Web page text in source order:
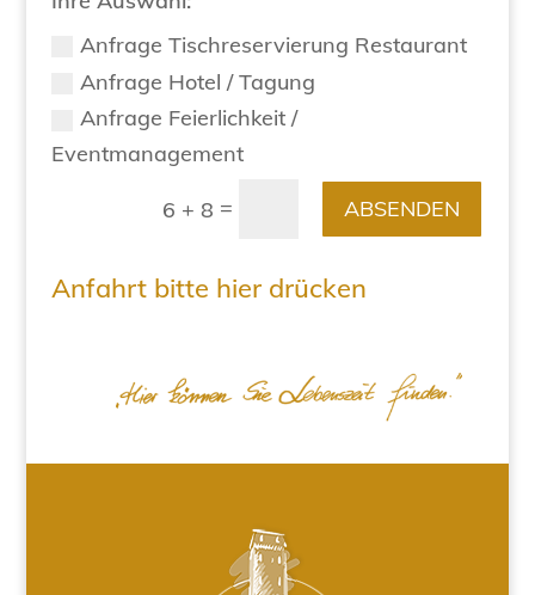
Anfrage Tischreservierung Restaurant
Anfrage Hotel / Tagung
Anfrage Feierlichkeit /
Eventmanagement
6 + 8 = ABSENDEN
Anfahrt bitte hier drücken